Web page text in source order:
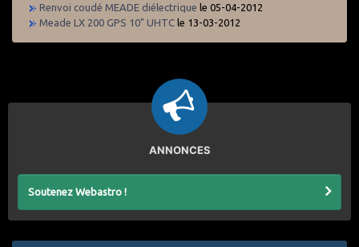
Renvoi coudé MEADE diélectrique le 05-04-2012
Meade LX 200 GPS 10" UHTC le 13-03-2012
ANNONCES
Soutenez Webastro !